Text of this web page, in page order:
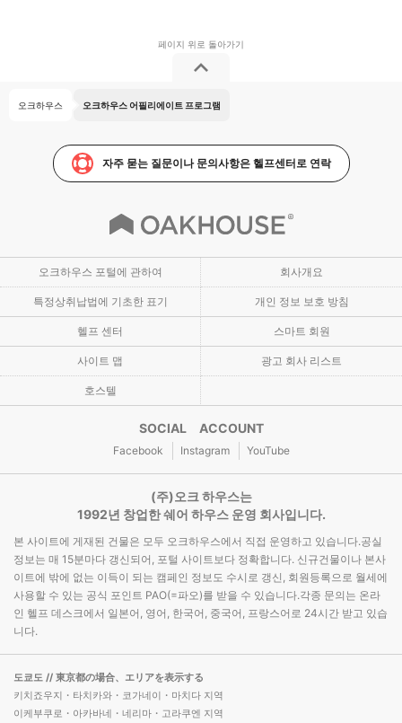
오크하우스 오크하우스 어필리에이트 프로그램
자주 묻는 질문이나 문의사항은 헬프센터로 연락
오크하우스 포털에 관하여 회사개요
특정상취납법에 기초한 표기 개인 정보 보호 방침
헬프 센터 스마트 회원
사이트 맵 광고 회사 리스트
호스텔
SOCIAL ACCOUNT
Facebook Instagram YouTube
(주)오크 하우스는
1992년 창업한 쉐어 하우스 운영 회사입니다.
본 사이트에 게재된 건물은 모두 오크하우스에서 직접 운영하고 있습니다.공실
정보는 매 15분마다 갱신되어, 포털 사이트보다 정확합니다. 신규건물이나 본사
이트에 밖에 없는 이득이 되는 캠페인 정보도 수시로 갱신, 회원등록으로 월세에
사용할 수 있는 공식 포인트 PAO(=파오)를 받을 수 있습니다.각종 문의는 온라
인 헬프 데스크에서 일본어, 영어, 한국어, 중국어, 프랑스어로 24시간 받고 있습
니다.
도쿄도 // 東京都の場合、エリアを表示する
키치죠우지・타치카와・코가네이・마치다 지역
이케부쿠로・아카바네・네리마・고라쿠엔 지역